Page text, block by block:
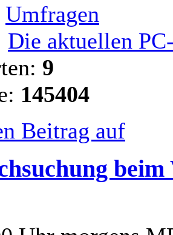
Umfragen
Die aktuellen
9
145404
Beitrag auf